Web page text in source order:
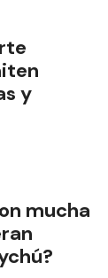
y
mucha